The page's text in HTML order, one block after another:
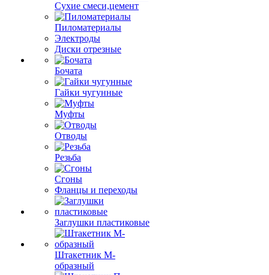
Сухие смеси,цемент
Пиломатериалы
Электроды
Диски отрезные
Бочата
Гайки чугунные
Муфты
Отводы
Резьба
Сгоны
Фланцы и переходы
Заглушки пластиковые
Штакетник М-
образный